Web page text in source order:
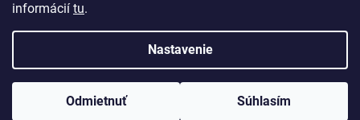
informácií tu.
Nastavenie
Odmietnuť Súhlasím
Copyright 2026 . Všetky práva vyhradené.